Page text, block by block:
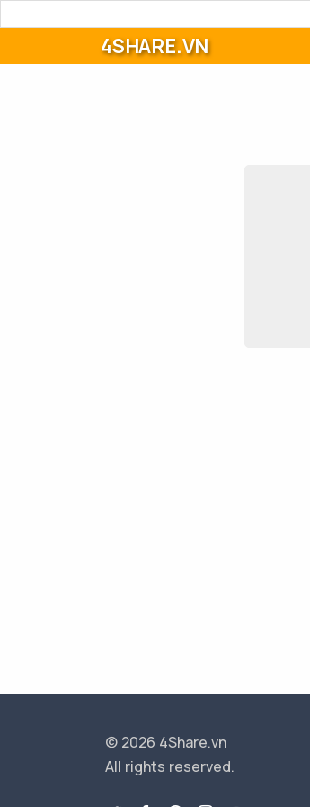
4SHARE.VN
© 2026 4Share.vn
All rights reserved.